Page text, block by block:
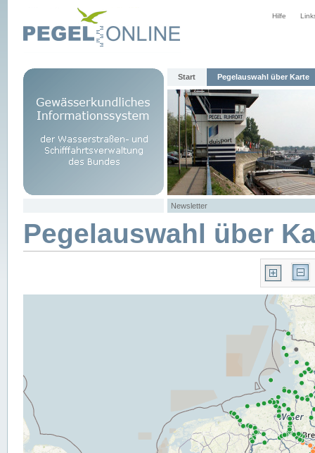
Hilfe
Start Pegelauswahl über Karte
Newsletter
Pegelauswahl über